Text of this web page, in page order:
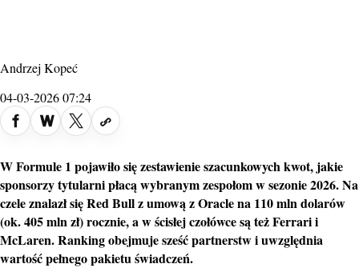
Andrzej Kopeć
04-03-2026 07:24
W Formule 1 pojawiło się zestawienie szacunkowych kwot, jakie
sponsorzy tytularni płacą wybranym zespołom w sezonie 2026. Na
czele znalazł się Red Bull z umową z Oracle na 110 mln dolarów
(ok. 405 mln zł) rocznie, a w ścisłej czołówce są też Ferrari i
McLaren. Ranking obejmuje sześć partnerstw i uwzględnia
wartość pełnego pakietu świadczeń.